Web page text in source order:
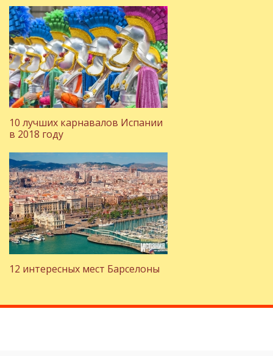
10 лучших карнавалов Испании
в 2018 году
12 интересных мест Барселоны